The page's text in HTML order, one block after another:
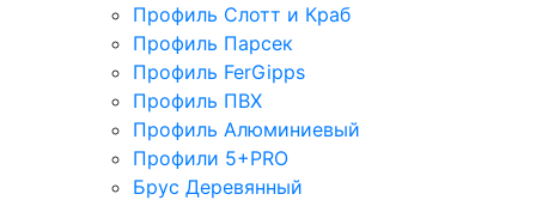
Профиль Слотт и Краб
Профиль Парсек
Профиль FerGipps
Профиль ПВХ
Профиль Алюминиевый
Профили 5+PRO
Брус Деревянный